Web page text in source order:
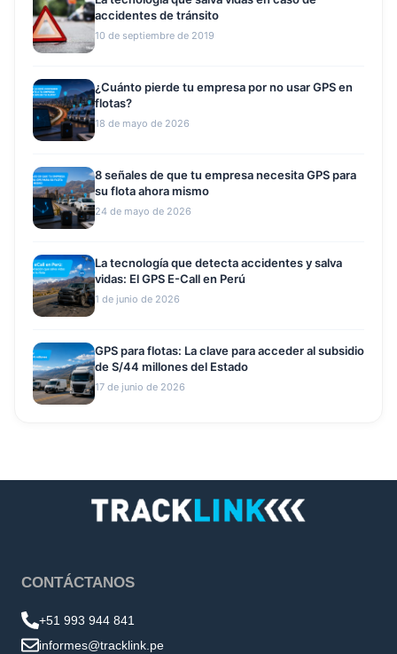
accidentes de tránsito
10 de septiembre de 2019
¿Cuánto pierde tu empresa por no usar GPS en
flotas?
18 de mayo de 2026
8 señales de que tu empresa necesita GPS para
su flota ahora mismo
24 de mayo de 2026
La tecnología que detecta accidentes y salva
vidas: El GPS E-Call en Perú
1 de junio de 2026
GPS para flotas: La clave para acceder al subsidio
de S/44 millones del Estado
17 de junio de 2026
CONTÁCTANOS
+51 993 944 841
informes@tracklink.pe